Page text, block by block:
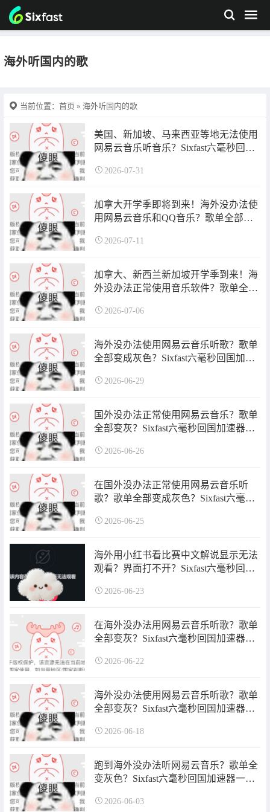
海外听国内的歌
当前位置： 首页 » 海外听国内的歌
美国、新加坡、马来西亚等地无法使用
网易云音乐听音乐？Sixfast六毫秒回国
2026-07-31
加拿大开学季即将到来！海外没办法使
用网易云音乐和QQ音乐？歌单全部变
解决！
2026-07-11
加拿大、新西兰新加坡开学季到来！海
外没办法正常使用音乐软件？歌单全部
键解决！
2026-07-06
海外没办法使用网易云音乐听歌？歌单
全部变成灰色？Sixfast六毫秒回国加速
2026-06-29
国外没办法正常使用网易云音乐？歌单
全部变灰？Sixfast六毫秒回国加速器一
2026-06-26
在国外没办法正常使用网易云音乐听
歌？歌单全部变成灰色？Sixfast六毫秒
2026-06-25
海外用小红书看比赛中文解说显示无法
观看？界面打不开？Sixfast六毫秒回国
2026-06-23
在海外没办法用网易云音乐听歌？歌单
全部变灰？Sixfast六毫秒回国加速器一
2026-06-22
海外没办法使用网易云音乐听歌？歌单
全部变灰？Sixfast六毫秒回国加速器一
2026-06-18
跑到海外没办法听网易云音乐？歌单全
变灰色？Sixfast六毫秒回国加速器一键
2026-06-03